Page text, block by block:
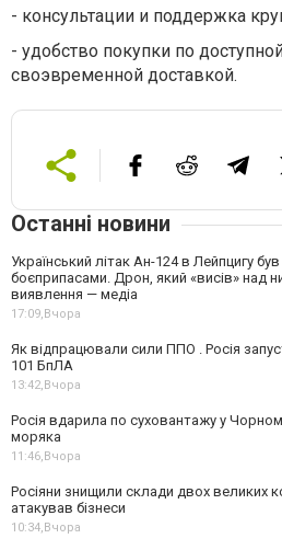
- консультации и поддержка
- удобство покупки по
своэвременной доставкой.
Останні новини
Український літак Ан-124 в Лейпцигу
боєприпасами. Дрон, який «висів» над
виявлення — медіа
17:09, Вчора
Як відпрацювали сили ППО . Росія
101 БпЛА
13:42, Вчора
Росія вдарила по суховантажу у
моряка
11:46, Вчора
Росіяни знищили склади двох великих
атакував бізнеси
10:34, Вчора